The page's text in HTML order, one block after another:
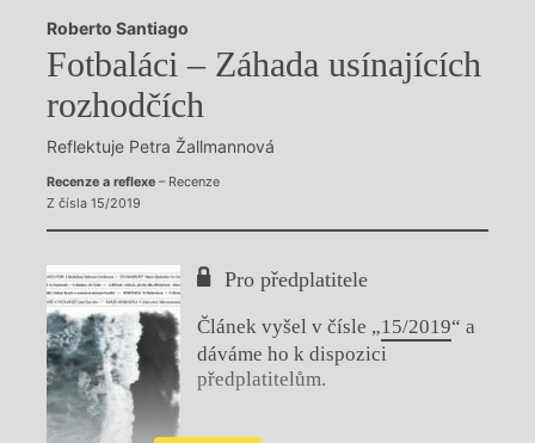
Rozhovory
Dokument
Výroční ceny
Roberto Santiago
Fotbaláci – Záhada usínajících
rozhodčích
Reflektuje Petra Žallmannová
Recenze a reflexe– Recenze
Z čísla 15/2019
Pro předplatitele
Článek vyšel v čísle „15/2019“ a
dáváme ho k dispozici
předplatitelům.